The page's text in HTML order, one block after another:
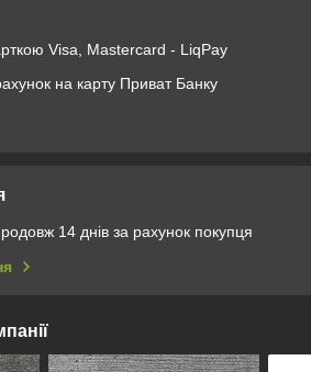
Visa, Mastercard - LiqPay
на карту Приват Банку
14 днів за рахунок покупця